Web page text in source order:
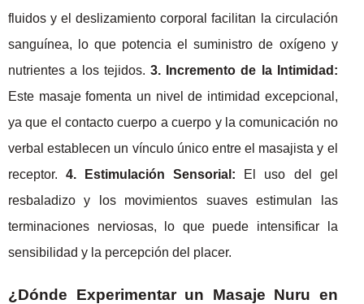
fluidos y el deslizamiento corporal facilitan la circulación
sanguínea, lo que potencia el suministro de oxígeno y
nutrientes a los tejidos.3. Incremento de la Intimidad:
Este masaje fomenta un nivel de intimidad excepcional,
ya que el contacto cuerpo a cuerpo y la comunicación no
verbal establecen un vínculo único entre el masajista y el
receptor.4. Estimulación Sensorial: El uso del gel
resbaladizo y los movimientos suaves estimulan las
terminaciones nerviosas, lo que puede intensificar la
sensibilidad y la percepción del placer.
¿Dónde Experimentar un Masaje Nuru en